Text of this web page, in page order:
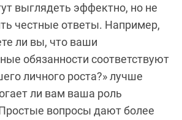
выглядеть эффектно, но не
честные ответы. Например,
ли вы, что ваши
обязанности соответствуют
личного роста?» лучше
ли вам ваша роль
вопросы дают более